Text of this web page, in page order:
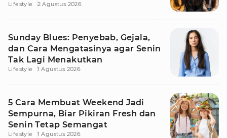
Awet
Lifestyle 2 Agustus 2026
Sunday Blues: Penyebab, Gejala,
dan Cara Mengatasinya agar Senin
Tak Lagi Menakutkan
Lifestyle 1 Agustus 2026
5 Cara Membuat Weekend Jadi
Sempurna, Biar Pikiran Fresh dan
Senin Tetap Semangat
Lifestyle 1 Agustus 2026